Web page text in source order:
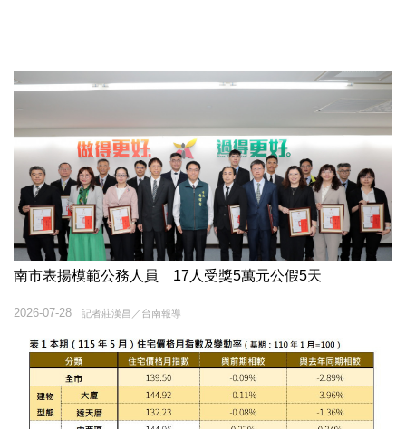
南市表揚模範公務人員 17人受獎5萬元公假5天
記者莊漢昌／台南報導
2026-07-28